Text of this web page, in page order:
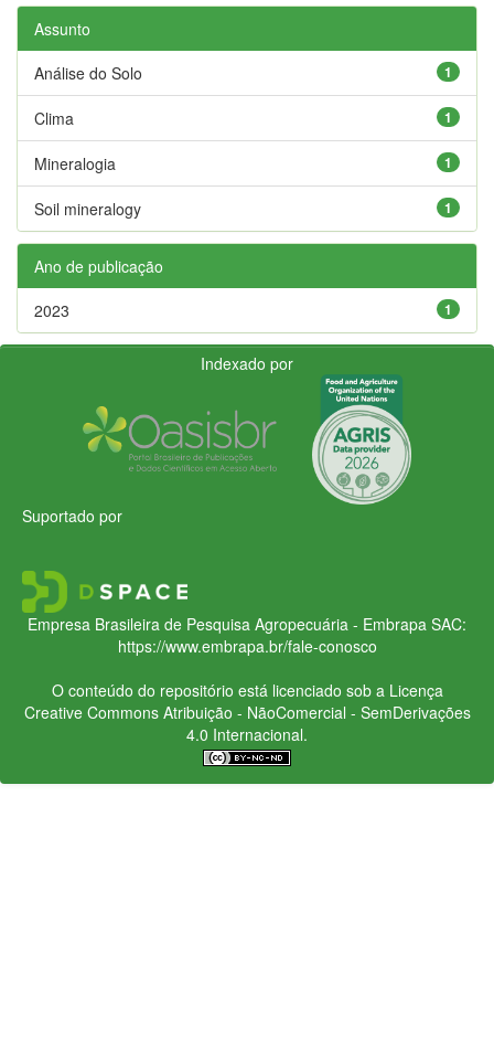
Assunto
1
Análise do Solo
1
Clima
1
Mineralogia
1
Soil mineralogy
Ano de publicação
1
2023
Indexado por
Suportado por
Empresa Brasileira de Pesquisa Agropecuária - Embrapa SAC:
https://www.embrapa.br/fale-conosco
O conteúdo do repositório está licenciado sob a Licença
Creative CommonsAtribuição - NãoComercial - SemDerivações
4.0 Internacional.